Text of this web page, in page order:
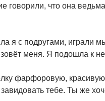
говорили, что она
я с подругами, играли
меня. Я подошла к
фарфоровую,
завидовать тебе. Ты же